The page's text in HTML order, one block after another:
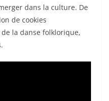
dans la culture. De
de cookies
la danse folklorique,